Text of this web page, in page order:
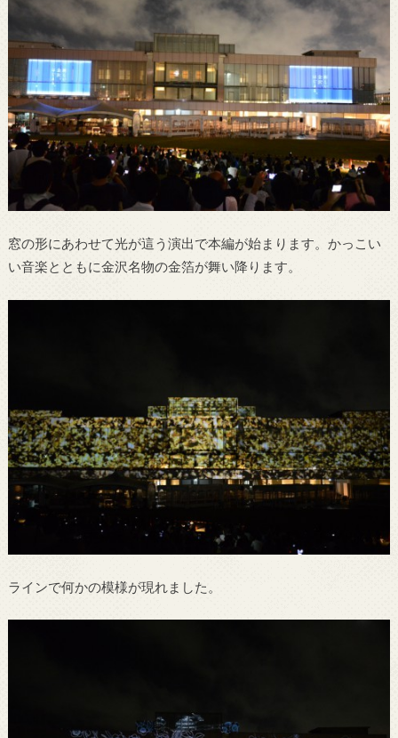
窓の形にあわせて光が這う演出で本編が始まります。かっこい
い音楽とともに金沢名物の金箔が舞い降ります。
ラインで何かの模様が現れました。